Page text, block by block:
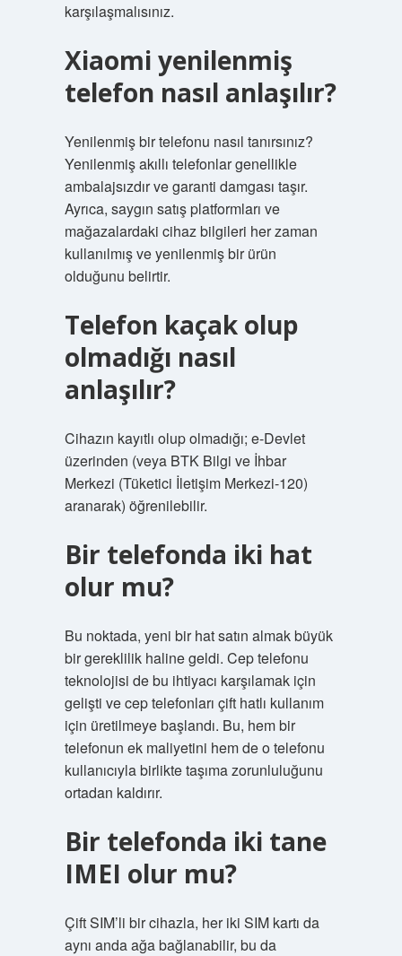
karşılaşmalısınız.
Xiaomi yenilenmiş
telefon nasıl anlaşılır?
Yenilenmiş bir telefonu nasıl tanırsınız?
Yenilenmiş akıllı telefonlar genellikle
ambalajsızdır ve garanti damgası taşır.
Ayrıca, saygın satış platformları ve
mağazalardaki cihaz bilgileri her zaman
kullanılmış ve yenilenmiş bir ürün
olduğunu belirtir.
Telefon kaçak olup
olmadığı nasıl
anlaşılır?
Cihazın kayıtlı olup olmadığı; e-Devlet
üzerinden (veya BTK Bilgi ve İhbar
Merkezi (Tüketici İletişim Merkezi-120)
aranarak) öğrenilebilir.
Bir telefonda iki hat
olur mu?
Bu noktada, yeni bir hat satın almak büyük
bir gereklilik haline geldi. Cep telefonu
teknolojisi de bu ihtiyacı karşılamak için
gelişti ve cep telefonları çift hatlı kullanım
için üretilmeye başlandı. Bu, hem bir
telefonun ek maliyetini hem de o telefonu
kullanıcıyla birlikte taşıma zorunluluğunu
ortadan kaldırır.
Bir telefonda iki tane
IMEI olur mu?
Çift SIM’li bir cihazla, her iki SIM kartı da
aynı anda ağa bağlanabilir, bu da